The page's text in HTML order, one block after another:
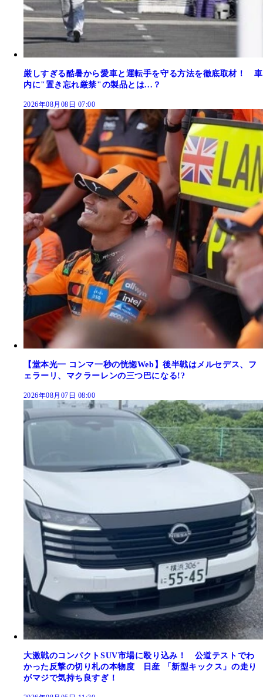
厳しすぎる酷暑から愛車と運転手を守る方法を徹底取材！ 車
内に"置き忘れ厳禁"の製品とは...？
2026年08月08日 07:00
【堂本光一 コンマ一秒の恍惚Web】後半戦はメルセデス、フ
ェラーリ、マクラーレンの三つ巴になる!?
2026年08月07日 08:00
大激戦のコンパクトSUV市場に殴り込み！ 公道テストでわ
かった反撃の切り札の本物度 日産 「新型キックス」の走り
がマジで気持ち良すぎ！